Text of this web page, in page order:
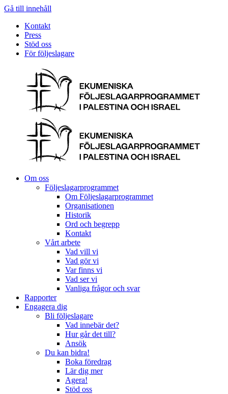
Gå till innehåll
Kontakt
Press
Stöd oss
För följeslagare
Om oss
Följeslagarprogrammet
Om Följeslagarprogrammet
Organisationen
Historik
Ord och begrepp
Kontakt
Vårt arbete
Vad vill vi
Vad gör vi
Var finns vi
Vad ser vi
Vanliga frågor och svar
Rapporter
Engagera dig
Bli följeslagare
Vad innebär det?
Hur går det till?
Ansök
Du kan bidra!
Boka föredrag
Lär dig mer
Agera!
Stöd oss